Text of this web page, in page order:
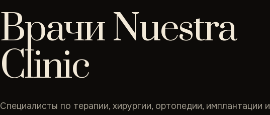
Врачи Nuestra
Clinic
Специалисты по терапии, хирургии, ортопедии, имплантации и